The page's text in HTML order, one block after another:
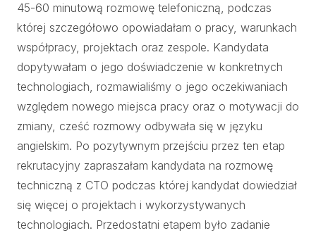
45-60 minutową rozmowę telefoniczną, podczas
której szczegółowo opowiadałam o pracy, warunkach
współpracy, projektach oraz zespole. Kandydata
dopytywałam o jego doświadczenie w konkretnych
technologiach, rozmawialiśmy o jego oczekiwaniach
względem nowego miejsca pracy oraz o motywacji do
zmiany, cześć rozmowy odbywała się w języku
angielskim. Po pozytywnym przejściu przez ten etap
rekrutacyjny zapraszałam kandydata na rozmowę
techniczną z CTO podczas której kandydat dowiedział
się więcej o projektach i wykorzystywanych
technologiach. Przedostatni etapem było zadanie